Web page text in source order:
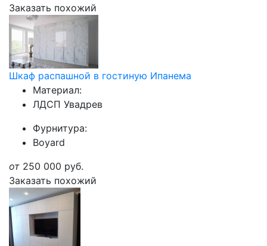
Заказать похожий
Шкаф распашной в гостиную Ипанема
Материал:
ЛДСП Увадрев
Фурнитура:
Boyard
от 250 000 руб.
Заказать похожий